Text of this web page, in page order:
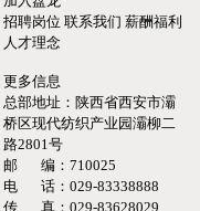
招聘岗位 联系我们 薪酬福利
人才理念
更多信息
总部地址： 陕西省西安市灞
桥区现代纺织产业园灞柳二
路2801号
邮 编： 710025
电 话： 029-83338888
传 真： 029-83628029